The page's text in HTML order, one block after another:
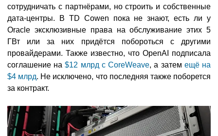
сотрудничать с партнёрами, но строить и собственные
дата-центры. В TD Cowen пока не знают, есть ли у
Oracle эксклюзивные права на обслуживание этих 5
ГВт или за них придётся побороться с другими
провайдерами. Также известно, что OpenAI подписала
соглашение на$12 млрд с CoreWeave, а затем ещё на
$4 млрд. Не исключено, что последняя также поборется
за контракт.